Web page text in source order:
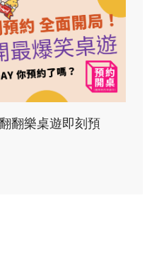
翻樂桌遊即刻預